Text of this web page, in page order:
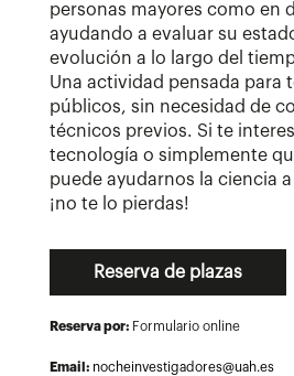
personas mayores como en
ayudando a evaluar su
evolución a lo largo del
Una actividad pensada para
públicos, sin necesidad de
técnicos previos. Si te
tecnología o simplemente
puede ayudarnos la ciencia
¡no te lo pierdas!
Reserva de plazas
Reserva por: Formulario online
Email: nocheinvestigadores@uah.es